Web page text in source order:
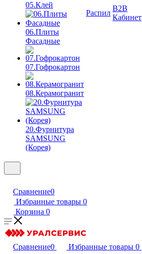
05.Клей
06.Плиты
Фасадные
07.Гофрокартон
08.Керамогранит
20.Фурнитура
SAMSUNG
(Корея)
Распил
B2B
Кабинет
Сравнение0
Избранные товары 0
Корзина 0
Сравнение0 Избранные товары 0